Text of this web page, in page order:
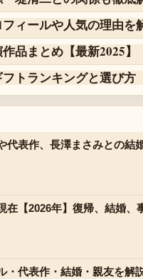
ィールや人気の理由を
品まとめ【最新2025】
トランキングと選び方
代表作、長澤まさみとの結
在【2026年】復帰、結婚、
・代表作・結婚・親友を解